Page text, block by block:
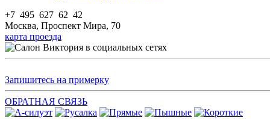
+7 495 627 62 42
Москва, Проспект Мира, 70
карта проезда
Запишитесь на примерку
ОБРАТНАЯ СВЯЗЬ